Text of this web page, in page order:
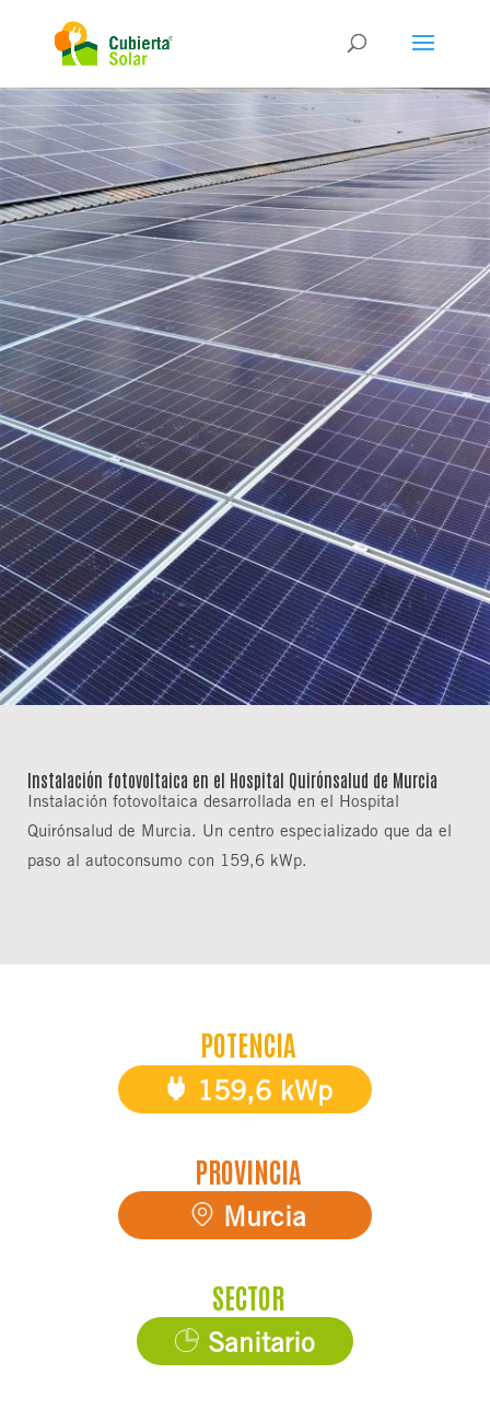
Instalación fotovoltaica en el Hospital Quirónsalud de Murcia
Instalación fotovoltaica desarrollada en el Hospital
Quirónsalud de Murcia. Un centro especializado que da el
paso al autoconsumo con 159,6 kWp.
POTENCIA
159,6 kWp
PROVINCIA
Murcia
SECTOR
Sanitario